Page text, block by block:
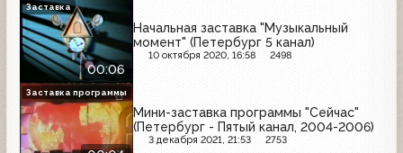
00:06
Начальная заставка "Музыкальный
момент" (Петербург 5 канал)
10 октября 2020, 16:58 2498
Заставка
Мини-заставка программы "Сейчас"
(Петербург - Пятый канал, 2004-2006)
3 декабря 2021, 21:53 2753
Заставка программы